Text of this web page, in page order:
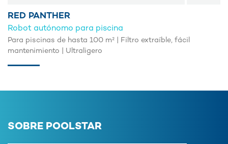
RED PANTHER
Robot autónomo para piscina
Para piscinas de hasta 100 m² | Filtro extraíble, fácil
mantenimiento | Ultraligero
SOBRE POOLSTAR